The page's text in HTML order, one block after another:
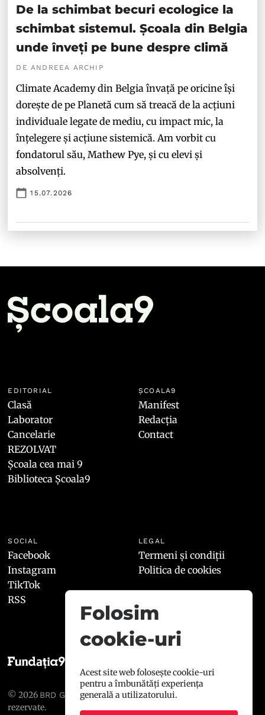
De la schimbat becuri ecologice la
schimbat sistemul. Școala din Belgia
unde înveți pe bune despre climă
DE ANDREEA ARCHIP
Climate Academy din Belgia învață pe oricine își
dorește de pe Planetă cum să treacă de la acțiuni
individuale legate de mediu, cu impact mic, la
înțelegere și acțiune sistemică. Am vorbit cu
fondatorul său, Mathew Pye, și cu elevi și
absolvenți.
15.07.2026
EDITORIAL
Clasă
Laborator
Cancelarie
REZOLVAT
Școala cea mai 9
Biblioteca Școala9
ȘCOALA9
Manifest
Redacția
Contact
SOCIAL
Facebook
Instagram
TikTok
RSS
LEGAL
Termeni și condiții
Politica de cookies
© 2026 BRD GROUPE SOCIÉTÉ GÉNÉRALE
rezervate.
Folosim
cookie-uri
Acest site web folosește cookie-uri
pentru a îmbunătăți experiența
generală a utilizatorului.